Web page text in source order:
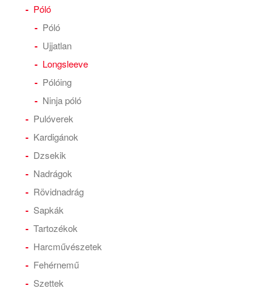
Póló
Póló
Ujjatlan
Longsleeve
Pólóing
Ninja póló
Pulóverek
Kardigánok
Dzsekik
Nadrágok
Rövidnadrág
Sapkák
Tartozékok
Harcművészetek
Fehérnemű
Szettek